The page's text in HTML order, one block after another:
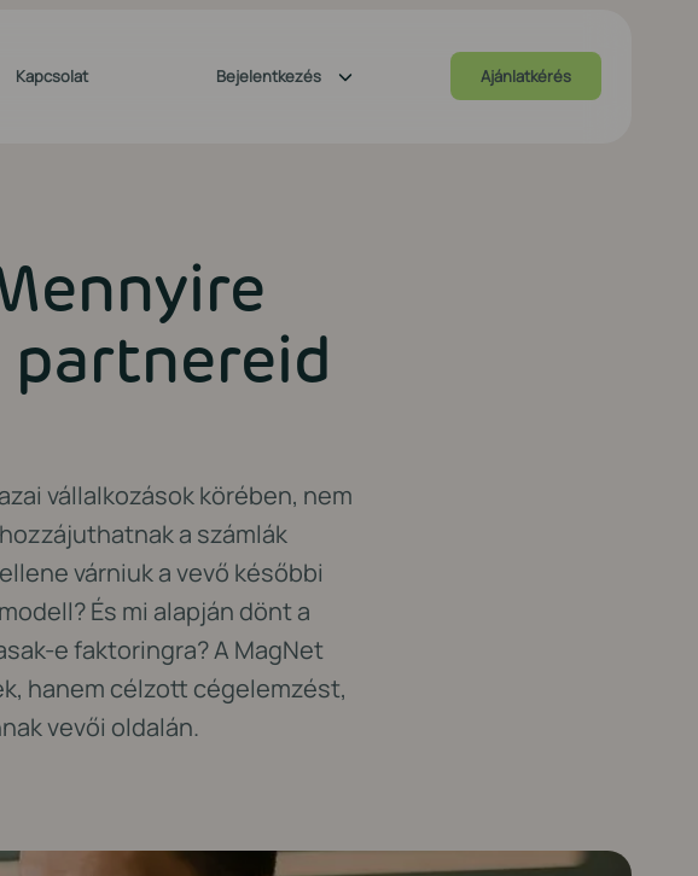
Kapcsolat Bejelentkezés Ajánlatkérés
partnereid
vállalkozások körében, nem
a számlák
várniuk a vevő későbbi
És mi alapján dönt a
e faktoringra? A MagNet
hanem célzott cégelemzést,
vevői oldalán.